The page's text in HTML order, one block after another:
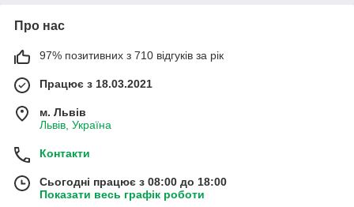
Про нас
97% позитивних з 710 відгуків за рік
Працює з 18.03.2021
м. Львів
Львів, Україна
Контакти
Сьогодні працює з 08:00 до 18:00
Показати весь графік роботи